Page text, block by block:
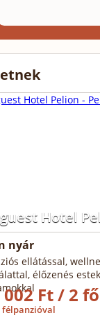
Hotel
nyár
ellátással,
élőzenés
002 Ft / 2
félpanzióval